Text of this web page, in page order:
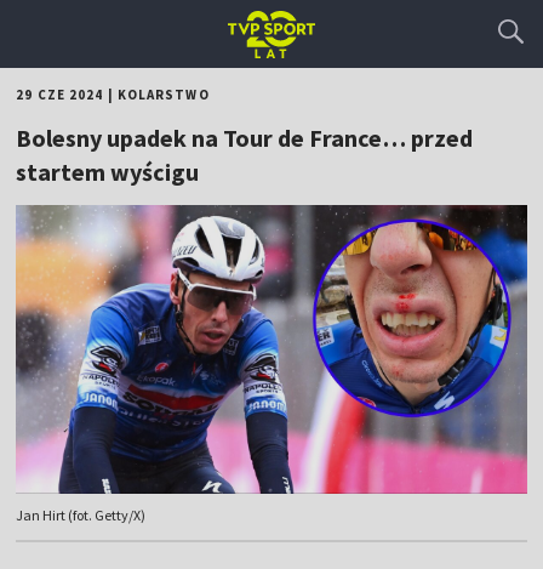
29 CZE 2024 KOLARSTWO
Bolesny upadek na Tour de France… przed
startem wyścigu
Jan Hirt (fot. Getty/X)